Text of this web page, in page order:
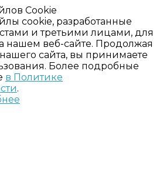
Cookie
cookie, разработанные
и третьими лицами, для
нашем веб-сайте. Продолжая
сайта, вы принимаете
Более подробные
в Политике
.